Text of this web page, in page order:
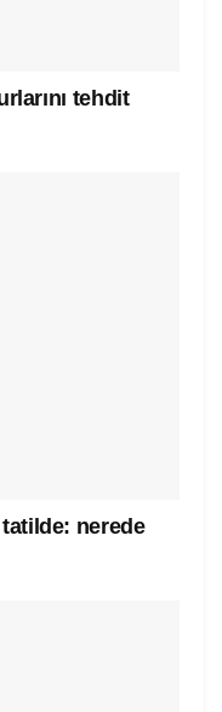
tehdit
nerede